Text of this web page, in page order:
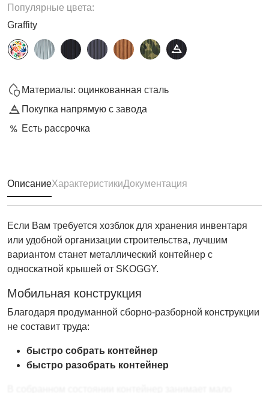
Популярные цвета:
Graffity
Материалы: оцинкованная сталь
Покупка напрямую с завода
Есть рассрочка
ОписаниеХарактеристикиДокументация
Если Вам требуется хозблок для хранения инвентаря
или удобной организации строительства, лучшим
вариантом станет металлический контейнер с
односкатной крышей от SKOGGY.
Мобильная конструкция
Благодаря продуманной сборно-разборной конструкции
не составит труда:
быстро собрать контейнер
быстро разобрать контейнер